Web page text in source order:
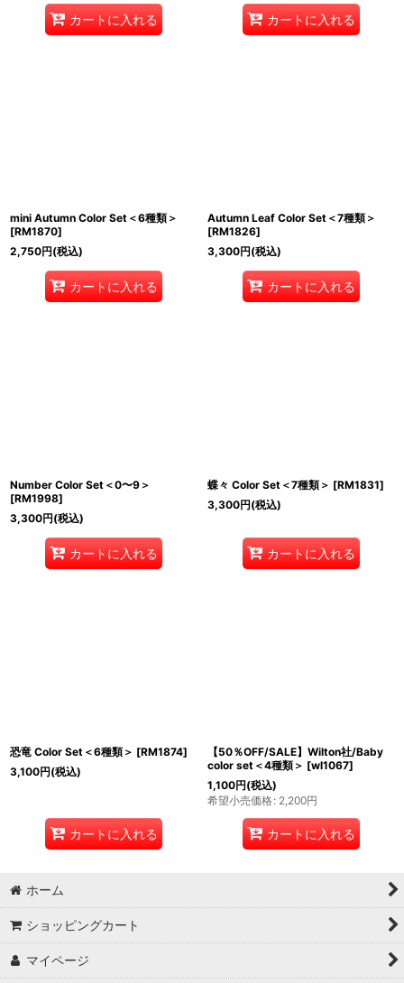
カートに入れる カートに入れる
mini Autumn Color Set＜6種類＞
[RM1870]
2,750円(税込)
カートに入れる
Autumn Leaf Color Set＜7種類＞
[RM1826]
3,300円(税込)
カートに入れる
Number Color Set＜0〜9＞
[RM1998]
3,300円(税込)
カートに入れる
蝶々 Color Set＜7種類＞ [RM1831]
3,300円(税込)
カートに入れる
恐竜 Color Set＜6種類＞ [RM1874]
3,100円(税込)
カートに入れる
【50％OFF/SALE】Wilton社/Baby
color set＜4種類＞ [wl1067]
1,100円(税込)
希望小売価格: 2,200円
カートに入れる
ホーム
ショッピングカート
マイページ